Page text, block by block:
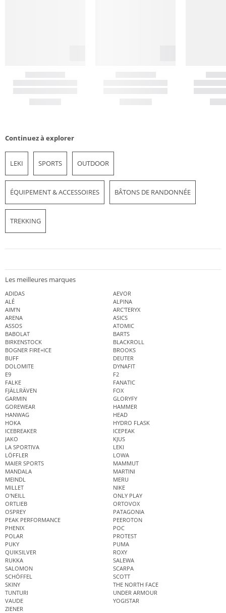
Continuez à explorer
LEKI SPORTS OUTDOOR
ÉQUIPEMENT & ACCESSOIRES BÂTONS DE RANDONNÉE
TREKKING
Les meilleures marques
ADIDAS
AEVOR
ALÉ
ALPINA
AIM'N
ARC'TERYX
ARENA
ASICS
ASSOS
ATOMIC
BABOLAT
BARTS
BIRKENSTOCK
BLACKROLL
BOGNER FIRE+ICE
BROOKS
BUFF
DEUTER
DOLOMITE
DYNAFIT
E9
F2
FALKE
FANATIC
FJÄLLRÄVEN
FOX
GARMIN
GLORYFY
GOREWEAR
HAMMER
HANWAG
HEAD
HOKA
HYDRO FLASK
ICEBREAKER
ICEPEAK
JAKO
KJUS
LA SPORTIVA
LEKI
LÖFFLER
LOWA
MAIER SPORTS
MAMMUT
MANDALA
MARTINI
MEINDL
MERU
MILLET
NIKE
O'NEILL
ONLY PLAY
ORTLIEB
ORTOVOX
OSPREY
PATAGONIA
PEAK PERFORMANCE
PEEROTON
PHENIX
POC
POLAR
PROTEST
PUKY
PUMA
QUIKSILVER
ROXY
RUKKA
SALEWA
SALOMON
SCARPA
SCHÖFFEL
SCOTT
SKINY
THE NORTH FACE
TUNTURI
UNDER ARMOUR
VAUDE
YOGISTAR
ZIENER